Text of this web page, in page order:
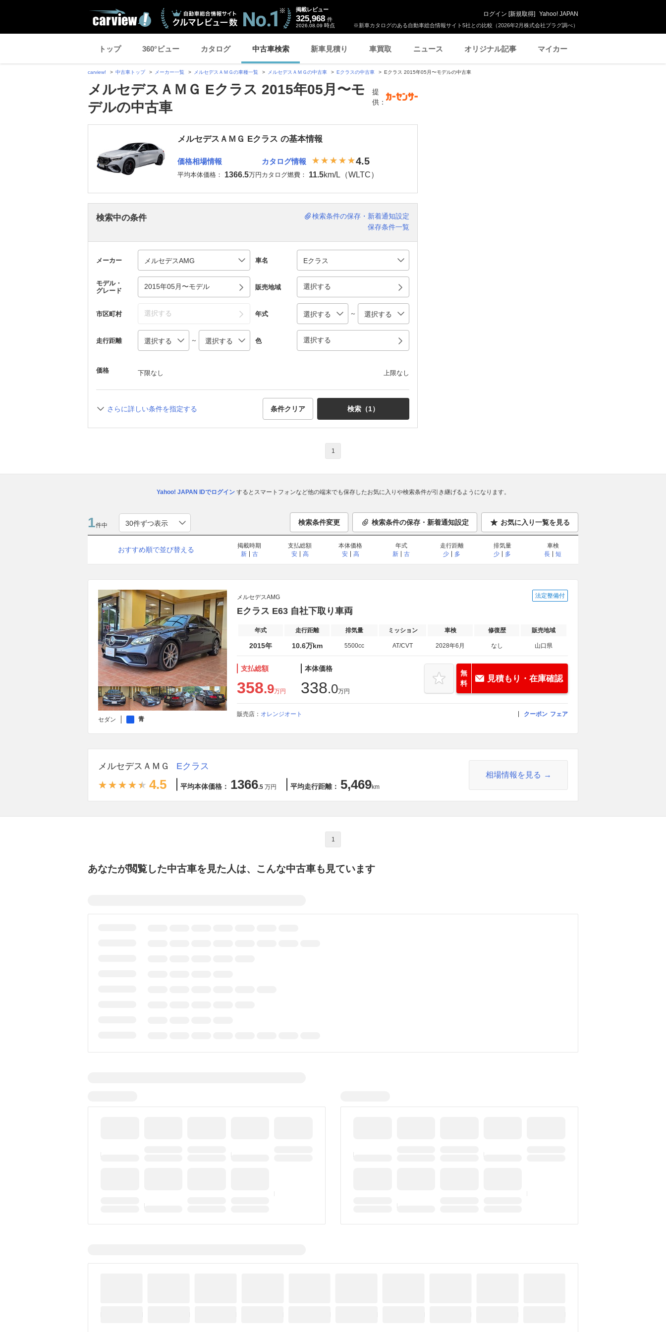
※新車カタログのある自動車総合情報サイト5社との比較（2026年2月株式会社プラグ調べ）
掲載レビュー
325,968 件
2026.08.09 時点
ログイン [新規取得] Yahoo! JAPAN
トップ 360°ビュー カタログ 中古車検索 新車見積り 車買取 ニュース オリジナル記事 マイカー
carview! 中古車トップ メーカー一覧 メルセデスＡＭＧの車種一覧 メルセデスＡＭＧの中古車 Eクラスの中古車 Eクラス 2015年05月〜モデルの中古車
メルセデスＡＭＧ Eクラス 2015年05月〜モ
デルの中古車
提
供：
メルセデスＡＭＧ Eクラス の基本情報
価格相場情報
平均本体価格： 1366.5万円
カタログ情報 4.5
カタログ燃費： 11.5km/L（WLTC）
検索中の条件
検索条件の保存・新着通知設定
保存条件一覧
メーカー 車名
モデル・
グレード
2015年05月〜モデル 販売地域 選択する
市区町村 選択する 年式 ～
走行距離 ～ 色 選択する
価格 下限なし 上限なし
さらに詳しい条件を指定する 条件クリア 検索（1）
1
Yahoo! JAPAN IDでログインするとスマートフォンなど他の端末でも保存したお気に入りや検索条件が引き継げるようになります。
1件中 検索条件変更 検索条件の保存・新着通知設定 お気に入り一覧を見る
おすすめ順で並び替える
掲載時期
新
古
支払総額
安
高
本体価格
安
高
年式
新
古
走行距離
少
多
排気量
少
多
車検
長
短
セダン 青
メルセデスAMG 法定整備付
Eクラス E63 自社下取り車両
年式 走行距離 排気量 ミッション 車検 修復歴 販売地域
2015年 10.6万km 5500cc AT/CVT 2028年6月 なし 山口県
支払総額
358.9万円
本体価格
338.0万円
無
料
見積もり・在庫確認
販売店： オレンジオート クーポン フェア
メルセデスＡＭＧ Eクラス
4.5 平均本体価格： 1366.5 万円 平均走行距離： 5,469km
相場情報を見る
1
あなたが閲覧した中古車を見た人は、こんな中古車も見ています